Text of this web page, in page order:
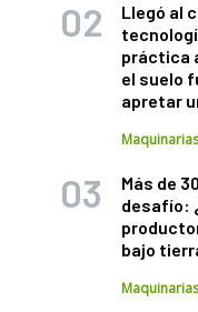
Llegó al
práctica
el suelo
apretar
Más de
desafío:
bajo